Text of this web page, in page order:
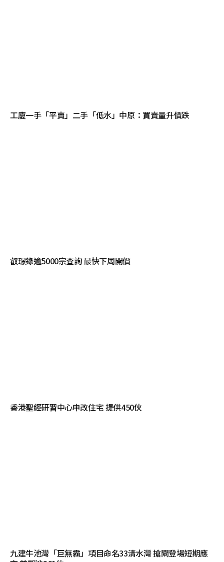
工廈一手「平賣」二手「低水」中原：買賣量升價跌
叡璟錄逾5000宗查詢 最快下周開價
香港聖經研習中心申改住宅 提供450伙
九建牛池灣「巨無霸」項目命名33清水灣 搶閘登場短期應